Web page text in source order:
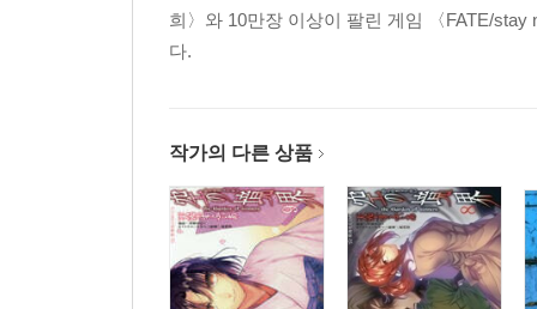
희〉와 10만장 이상이 팔린 게임 〈FATE/
다.
작가의 다른 상품